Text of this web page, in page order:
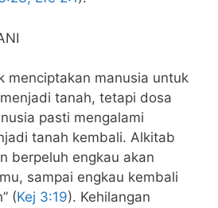
menciptakan manusia untuk
tanah, tetapi dosa
pasti mengalami
tanah kembali. Alkitab
berpeluh engkau akan
sampai engkau kembali
(Kej 3:19). Kehilangan